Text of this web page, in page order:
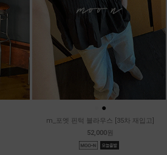
●
m_포엣 핀턱 블라우스 [35차 재입고]
52,000원